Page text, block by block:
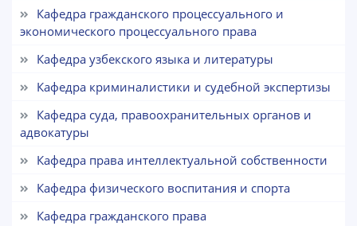
Кафедра гражданского процессуального и
экономического процессуального права
Кафедра узбекского языка и литературы
Кафедра криминалистики и судебной экспертизы
Кафедра суда, правоохранительных органов и
адвокатуры
Кафедра права интеллектуальной собственности
Кафедра физического воспитания и спорта
Кафедра гражданского права
Выберите тему — затем появятся
конкретные вопросы:
5. Стоимость обучения (2) 6. Онлайн-заявки (15)